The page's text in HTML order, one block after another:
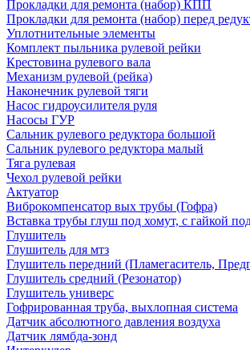
Прокладки для ремонта (набор) КПП
Прокладки для ремонта (набор) перед
Уплотнительные элементы
Комплект пыльника рулевой рейки
Крестовина рулевого вала
Механизм рулевой (рейка)
Наконечник рулевой тяги
Насос гидроусилителя руля
Насосы ГУР
Сальник рулевого редуктора большой
Сальник рулевого редуктора малый
Тяга рулевая
Чехол рулевой рейки
Актуатор
Виброкомпенсатор вых трубы (Гофра)
Вставка трубы глуш под хомут, с гайкой
Глушитель
Глушитель для мтз
Глушитель передний (Пламегаситель,
Глушитель средний (Резонатор)
Глушитель универс
Гофрированная труба, выхлопная система
Датчик абсолютного давления воздуха
Датчик лямбда-зонд